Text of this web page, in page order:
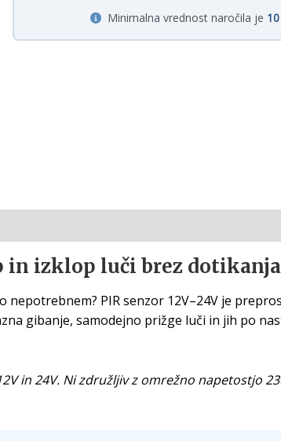
Minimalna vrednost naročila je
in izklop luči brez
PIR senzor 12V–24V je
gibanje, samodejno prižge luči in jih po
in 24V. Ni združljiv z omrežno napetostjo